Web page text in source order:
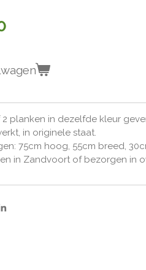
2 planken in dezelfde kleur
in originele staat.
75cm hoog, 55cm breed,
in Zandvoort of bezorgen in
S